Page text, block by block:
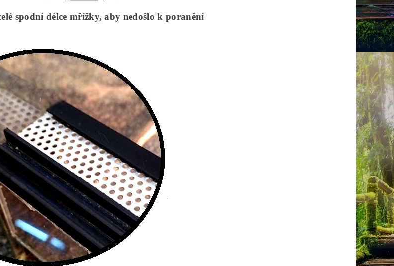
spodní délce mřížky, aby nedošlo k poranění